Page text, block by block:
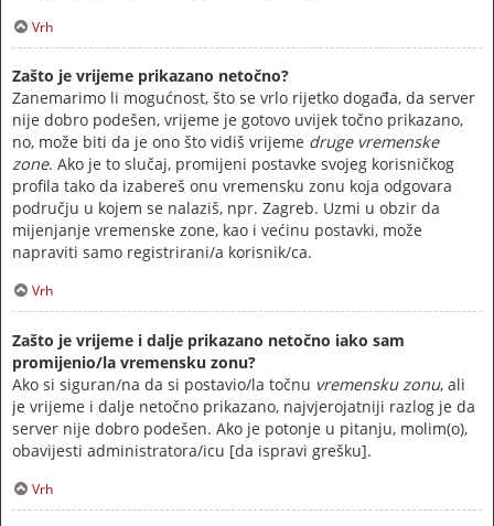
Vrh
Zašto je vrijeme prikazano netočno?
Zanemarimo li mogućnost, što se vrlo rijetko događa, da server
nije dobro podešen, vrijeme je gotovo uvijek točno prikazano,
no, može biti da je ono što vidiš vrijeme druge vremenske
zone. Ako je to slučaj, promijeni postavke svojeg korisničkog
profila tako da izabereš onu vremensku zonu koja odgovara
području u kojem se nalaziš, npr. Zagreb. Uzmi u obzir da
mijenjanje vremenske zone, kao i većinu postavki, može
napraviti samo registrirani/a korisnik/ca.
Vrh
Zašto je vrijeme i dalje prikazano netočno iako sam
promijenio/la vremensku zonu?
Ako si siguran/na da si postavio/la točnu vremensku zonu, ali
je vrijeme i dalje netočno prikazano, najvjerojatniji razlog je da
server nije dobro podešen. Ako je potonje u pitanju, molim(o),
obavijesti administratora/icu [da ispravi grešku].
Vrh